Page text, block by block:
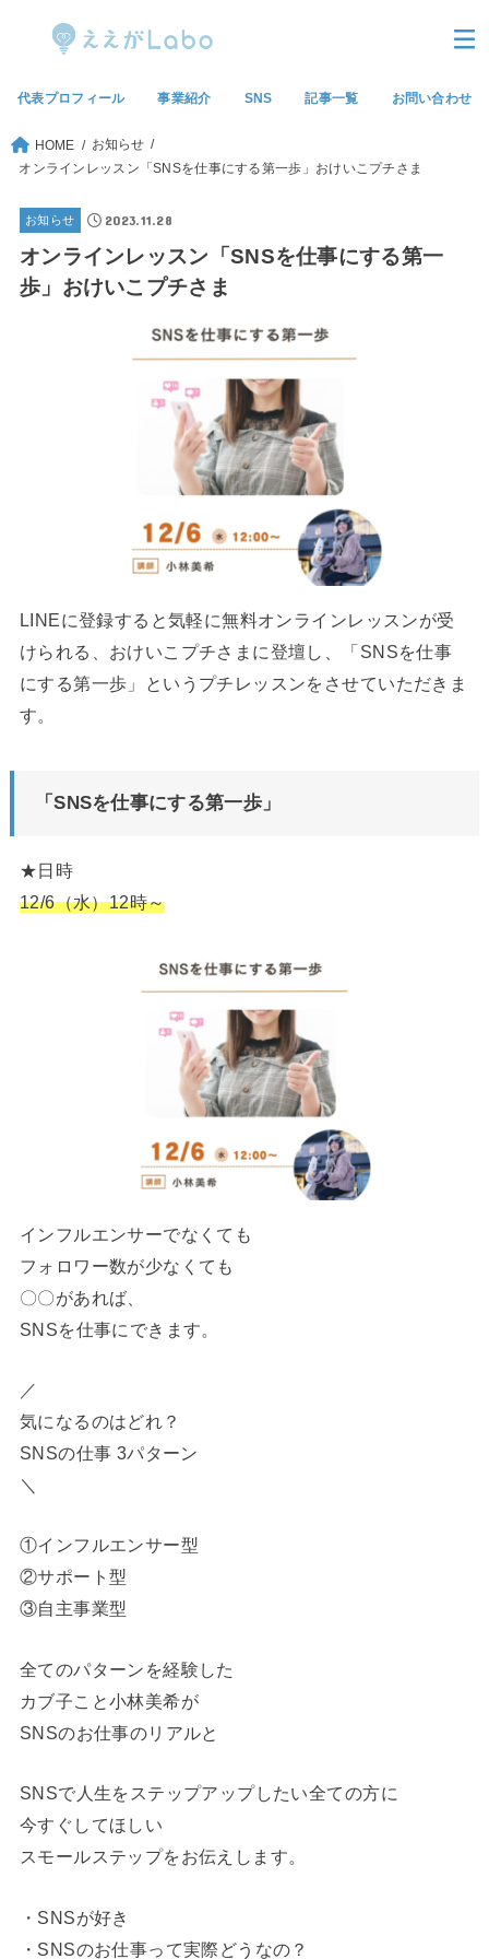
代表プロフィール 事業紹介 SNS 記事一覧 お問い合わせ
HOME
お知らせ
オンラインレッスン「SNSを仕事にする第一歩」おけいこプチさま
お知らせ 2023.11.28
オンラインレッスン「SNSを仕事にする第一
歩」おけいこプチさま
LINEに登録すると気軽に無料オンラインレッスンが受
けられる、おけいこプチさまに登壇し、「SNSを仕事
にする第一歩」というプチレッスンをさせていただきま
す。
「SNSを仕事にする第一歩」
★日時
12/6（水）12時～
インフルエンサーでなくても
フォロワー数が少なくても
〇〇があれば、
SNSを仕事にできます。
／
気になるのはどれ？
SNSの仕事 3パターン
＼
①インフルエンサー型
②サポート型
③自主事業型
全てのパターンを経験した
カブ子こと小林美希が
SNSのお仕事のリアルと
SNSで人生をステップアップしたい全ての方に
今すぐしてほしい
スモールステップをお伝えします。
・SNSが好き
・SNSのお仕事って実際どうなの？